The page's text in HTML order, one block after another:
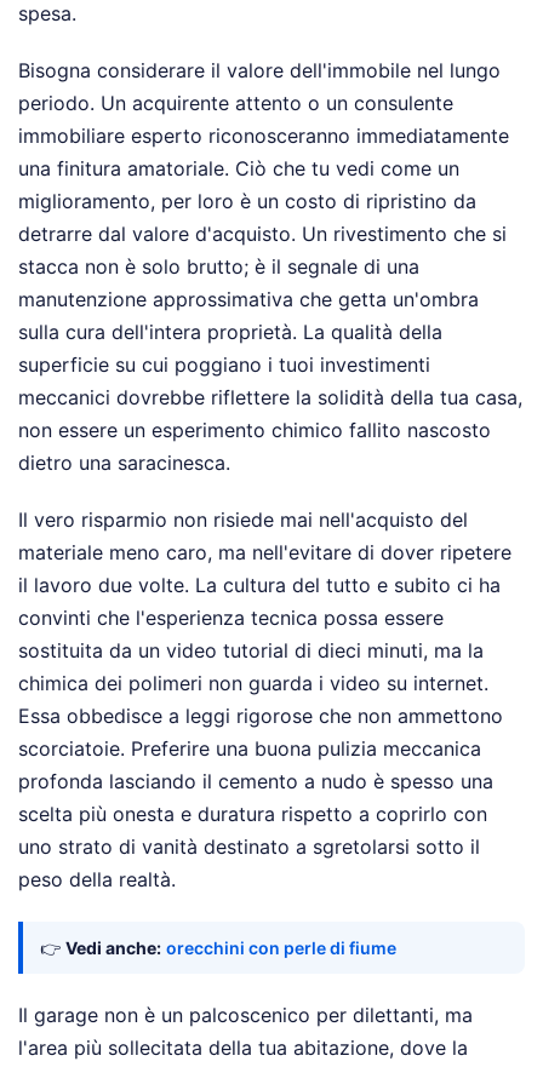
spesa.
Bisogna considerare il valore dell'immobile nel lungo
periodo. Un acquirente attento o un consulente
immobiliare esperto riconosceranno immediatamente
una finitura amatoriale. Ciò che tu vedi come un
miglioramento, per loro è un costo di ripristino da
detrarre dal valore d'acquisto. Un rivestimento che si
stacca non è solo brutto; è il segnale di una
manutenzione approssimativa che getta un'ombra
sulla cura dell'intera proprietà. La qualità della
superficie su cui poggiano i tuoi investimenti
meccanici dovrebbe riflettere la solidità della tua casa,
non essere un esperimento chimico fallito nascosto
dietro una saracinesca.
Il vero risparmio non risiede mai nell'acquisto del
materiale meno caro, ma nell'evitare di dover ripetere
il lavoro due volte. La cultura del tutto e subito ci ha
convinti che l'esperienza tecnica possa essere
sostituita da un video tutorial di dieci minuti, ma la
chimica dei polimeri non guarda i video su internet.
Essa obbedisce a leggi rigorose che non ammettono
scorciatoie. Preferire una buona pulizia meccanica
profonda lasciando il cemento a nudo è spesso una
scelta più onesta e duratura rispetto a coprirlo con
uno strato di vanità destinato a sgretolarsi sotto il
peso della realtà.
👉 Vedi anche: orecchini con perle di fiume
Il garage non è un palcoscenico per dilettanti, ma
l'area più sollecitata della tua abitazione, dove la